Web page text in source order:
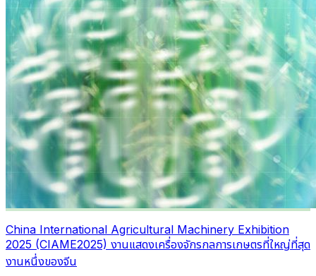
China International Agricultural Machinery Exhibition
2025 (CIAME2025) งานแสดงเครื่องจักรกลการเกษตรที่ใหญ่ที่สุด
งานหนึ่งของจีน